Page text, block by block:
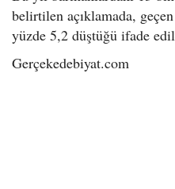
belirtilen açıklamada, geçen
yüzde 5,2 düştüğü ifade
Gerçekedebiyat.com